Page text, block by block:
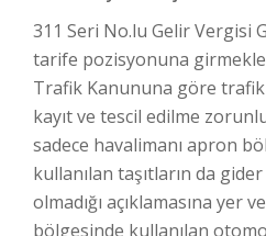
311 Seri No.lu Gelir Vergisi
tarife pozisyonuna
Trafik Kanununa göre
kayıt ve tescil edilme
sadece havalimanı apron
kullanılan taşıtların da gider
olmadığı açıklamasına yer
bölgesinde kullanılan